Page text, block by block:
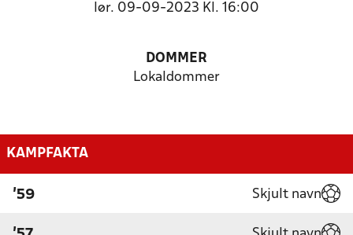
lør. 09-09-2023 Kl. 16:00
DOMMER
Lokaldommer
KAMPFAKTA
'59 Skjult navn